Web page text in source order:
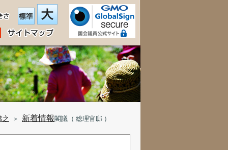
之 ＞ 新着情報 閣議（ 総理官邸 ）